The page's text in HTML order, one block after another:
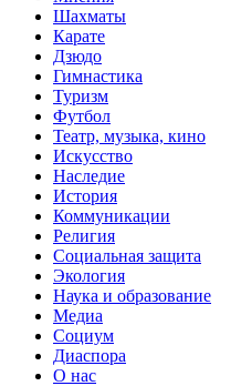
Шахматы
Карате
Дзюдо
Гимнастика
Туризм
Футбол
Театр, музыка, кино
Искусство
Наследие
История
Коммуникации
Религия
Социальная защита
Экология
Наука и образование
Медиа
Социум
Диаспора
О нас